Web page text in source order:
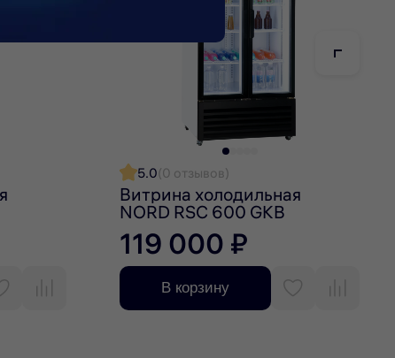
5.0(0 отзывов)
Витрина холодильная
NORD RSC 600 GKB
119 000 ₽
В корзину